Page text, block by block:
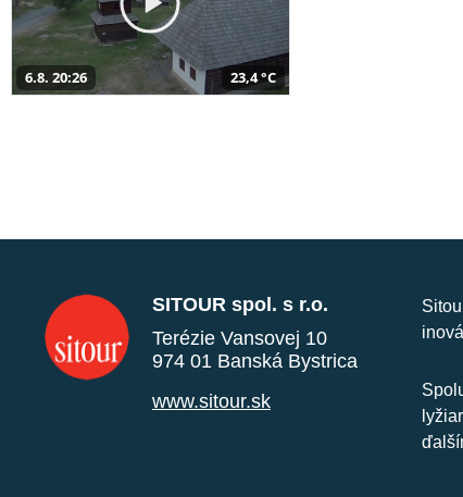
6.8. 20:26 23,4 °C
SITOUR spol. s r.o.
Terézie Vansovej 10
974 01 Banská Bystrica
www.sitour.sk